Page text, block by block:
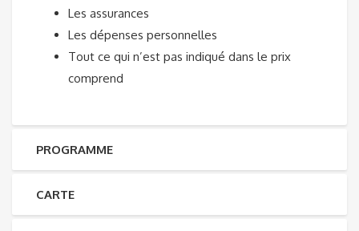
Les assurances
Les dépenses personnelles
Tout ce qui n’est pas indiqué dans le prix
comprend
PROGRAMME
CARTE